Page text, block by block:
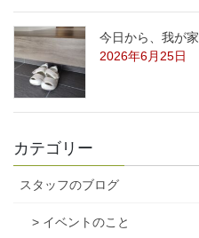
今日から、我が家
2026年6月25日
カテゴリー
スタッフのブログ
> イベントのこと